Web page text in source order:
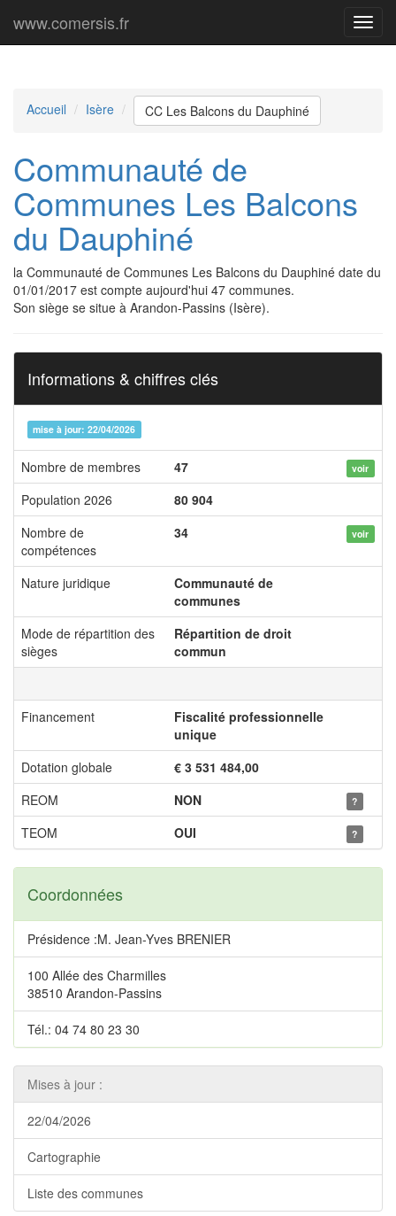
Menu
www.comersis.fr
Accueil Isère CC Les Balcons du Dauphiné
Communauté de
Communes Les Balcons
du Dauphiné
la Communauté de Communes Les Balcons du Dauphiné date du
01/01/2017 est compte aujourd'hui 47 communes.
Son siège se situe à Arandon-Passins (Isère).
Informations & chiffres clés
mise à jour: 22/04/2026
Nombre de membres 47 voir
Population 2026
80 904
Nombre de
compétences
34 voir
Nature juridique
Communauté de
communes
Mode de répartition des
sièges
Répartition de droit
commun
Financement
Fiscalité professionnelle
unique
Dotation globale
€ 3 531 484,00
REOM
NON ?
TEOM OUI ?
Coordonnées
Présidence :M. Jean-Yves BRENIER
100 Allée des Charmilles
38510 Arandon-Passins
Tél.: 04 74 80 23 30
Mises à jour :
22/04/2026
Cartographie
Liste des communes